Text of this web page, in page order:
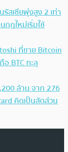
สเซียพุ่งสูง 2 เท่า
ฎใหม่เริ่มใช้
ที่ขาย Bitcoin
BTC ทะลุ
ล้าน จาก 276
คิดเป็นสัดส่วน